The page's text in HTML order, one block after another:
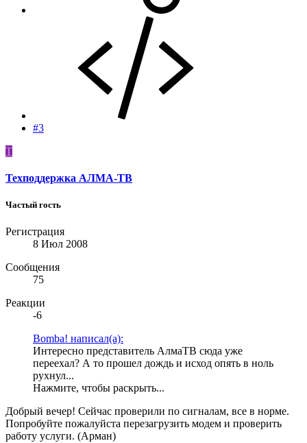
#3
Т
Техподдержка АЛМА-ТВ
Частый гость
Регистрация
8 Июл 2008
Сообщения
75
Реакции
-6
Bomba! написал(а):
Интересно представитель АлмаТВ сюда уже
переехал? А то прошел дождь и исход опять в ноль
рухнул...
Нажмите, чтобы раскрыть...
Добрый вечер! Сейчас проверили по сигналам, все в норме.
Попробуйте пожалуйста перезагрузить модем и проверить
работу услуги. (Арман)